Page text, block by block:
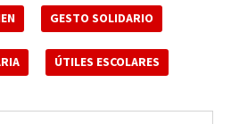
GESTO SOLIDARIO
ÚTILES ESCOLARES